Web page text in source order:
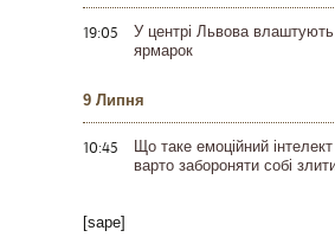
19:05
У центрі Львова
ярмарок
9 Липня
10:45
Що таке емоційний
варто забороняти собі
[sape]